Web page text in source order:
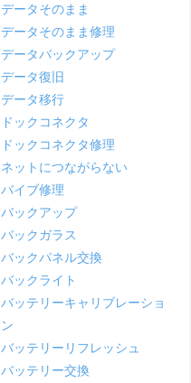
データそのまま
データそのまま修理
データバックアップ
データ復旧
データ移行
ドックコネクタ
ドックコネクタ修理
ネットにつながらない
バイブ修理
バックアップ
バックガラス
バックパネル交換
バックライト
バッテリーキャリブレーショ
ン
バッテリーリフレッシュ
バッテリー交換